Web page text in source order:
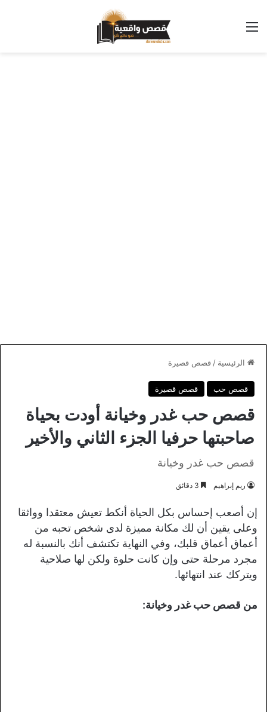
القائمة
الرئيسية / قصص قصيرة
قصص حب قصص قصيرة
قصص حب غدر وخيانة أودت بحياة
صاحبتها حرفيا الجزء الثاني والأخير
قصص حب غدر وخيانة
ريم إبراهيم
إن أصعب إحساس بكل الحياة أنكط تعيش معتقدا وواثقا
وعلى يقين أن لك مكانة مميزة لدى شخص تحبه من
أعماق أعماق قلبك، وفي النهاية تكتشف أنك بالنسبة له
مجرد مرحلة حتى وإن كانت حلوة ولكن لها صلاحية
ويتركك عند انتهائها.
من قصص حب غدر وخيانة: